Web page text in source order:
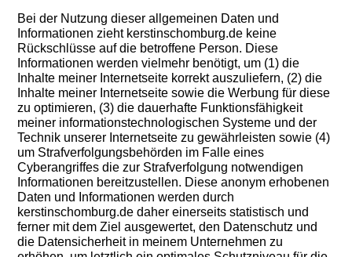
Bei der Nutzung dieser allgemeinen Daten und
Informationen zieht kerstinschomburg.de keine
Rückschlüsse auf die betroffene Person. Diese
Informationen werden vielmehr benötigt, um (1) die
Inhalte meiner Internetseite korrekt auszuliefern, (2) die
Inhalte meiner Internetseite sowie die Werbung für diese
zu optimieren, (3) die dauerhafte Funktionsfähigkeit
meiner informationstechnologischen Systeme und der
Technik unserer Internetseite zu gewährleisten sowie (4)
um Strafverfolgungsbehörden im Falle eines
Cyberangriffes die zur Strafverfolgung notwendigen
Informationen bereitzustellen. Diese anonym erhobenen
Daten und Informationen werden durch
kerstinschomburg.de daher einerseits statistisch und
ferner mit dem Ziel ausgewertet, den Datenschutz und
die Datensicherheit in meinem Unternehmen zu